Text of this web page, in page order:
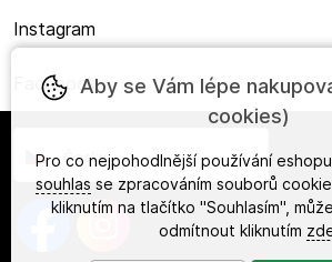
Instagram
Facebook
Česky
Aby se Vám lépe
cookies)
Pro co nejpohodlnější používání
souhlas se zpracováním souborů
kliknutím na tlačítko "Souhlasím",
odmítnout kliknutím